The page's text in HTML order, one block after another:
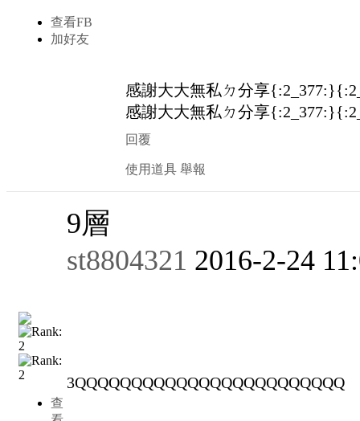
查看FB
加好友
感謝大大無私ㄉ分享
感謝大大無私ㄉ分享
回覆
使用道具 舉報
查
9層
st8804321 2016-2-24
3QQQQQQQQQQQQQQQQQQQQQQQQ